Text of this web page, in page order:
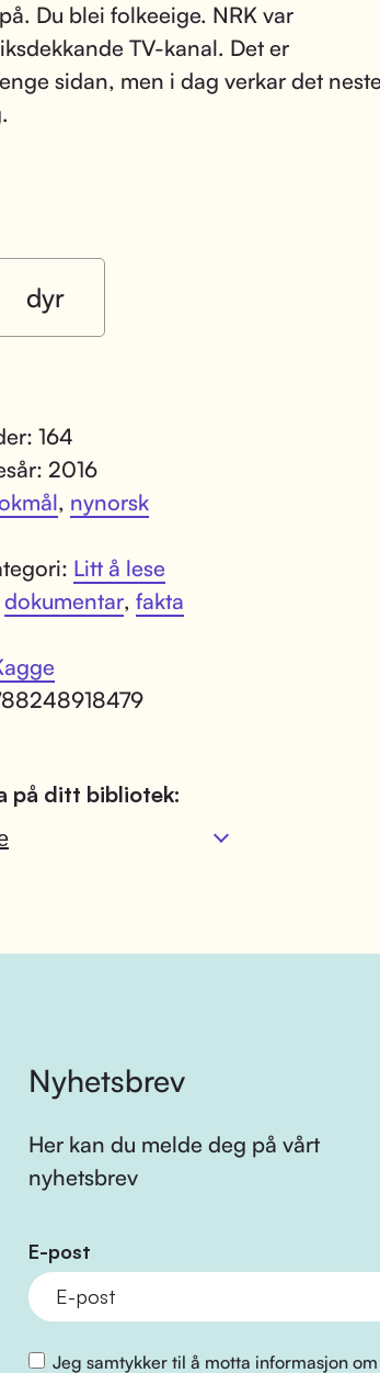
Du blei folkeeige. NRK var
TV-kanal. Det er
sidan, men i dag verkar det
dyr
164
2016
, nynorsk
Litt å lese
dokumentar, fakta
på ditt bibliotek:
Nyhetsbrev
Her kan du melde deg på vårt
nyhetsbrev
E-post
Jeg samtykker til å motta informasjon om